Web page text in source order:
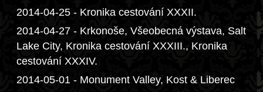
2014-04-25 - Kronika cestování XXXII.
2014-04-27 - Krkonoše, Všeobecná výstava, Salt
Lake City, Kronika cestování XXXIII., Kronika
cestování XXXIV.
2014-05-01 - Monument Valley, Kost & Liberec